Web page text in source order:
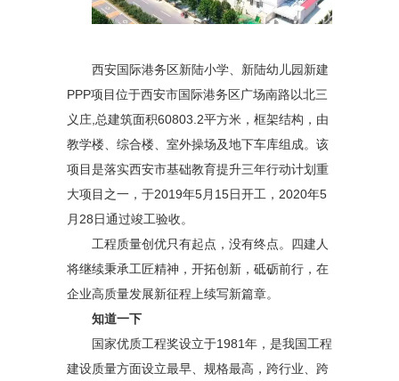
西安国际港务区新陆小学、新陆幼儿园新建
PPP项目位于西安市国际港务区广场南路以北三
义庄,总建筑面积60803.2平方米，框架结构，由
教学楼、综合楼、室外操场及地下车库组成。该
项目是落实西安市基础教育提升三年行动计划重
大项目之一，于2019年5月15日开工，2020年5
月28日通过竣工验收。
工程质量创优只有起点，没有终点。四建人
将继续秉承工匠精神，开拓创新，砥砺前行，在
企业高质量发展新征程上续写新篇章。
知道一下
国家优质工程奖设立于1981年，是我国工程
建设质量方面设立最早、规格最高，跨行业、跨